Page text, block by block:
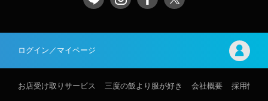
ログイン／マイページ
お店受け取りサービス 三度の飯より服が好き 会社概要 採用情報